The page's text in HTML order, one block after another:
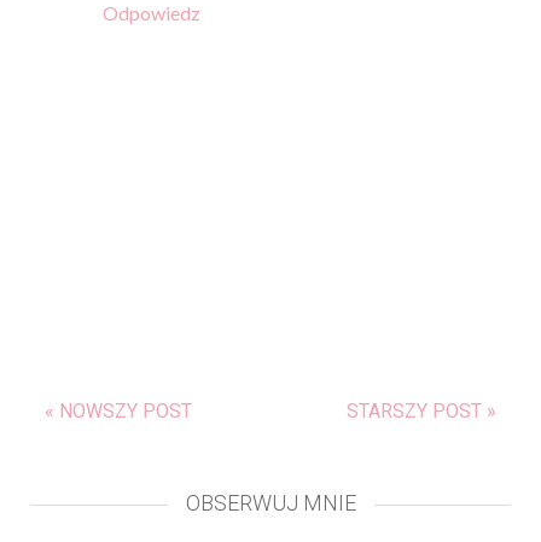
Odpowiedz
« NOWSZY POST STARSZY POST »
OBSERWUJ MNIE